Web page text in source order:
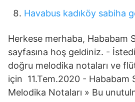
Havabus kadıköy sabiha
Herkese merhaba, Hababam
sayfasına hoş geldiniz. -
doğru melodika notaları ve
için 11.Tem.2020 - Hababam
Melodika Notaları » Bu